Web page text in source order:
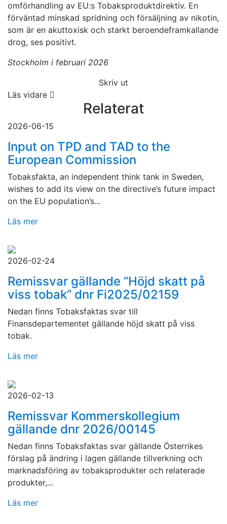
omförhandling av EU:s Tobaksproduktdirektiv. En
förväntad minskad spridning och försäljning av nikotin,
som är en akuttoxisk och starkt beroendeframkallande
drog, ses positivt.
Stockholm i februari 2026
Skriv ut
Läs vidare
Relaterat
2026-06-15
Input on TPD and TAD to the
European Commission
Tobaksfakta, an independent think tank in Sweden,
wishes to add its view on the directive’s future impact
on the EU population’s...
Läs mer
2026-02-24
Remissvar gällande ”Höjd skatt på
viss tobak” dnr Fi2025/02159
Nedan finns Tobaksfaktas svar till
Finansdepartementet gällande höjd skatt på viss
tobak.
Läs mer
2026-02-13
Remissvar Kommerskollegium
gällande dnr 2026/00145
Nedan finns Tobaksfaktas svar gällande Österrikes
förslag på ändring i lagen gällande tillverkning och
marknadsföring av tobaksprodukter och relaterade
produkter,...
Läs mer